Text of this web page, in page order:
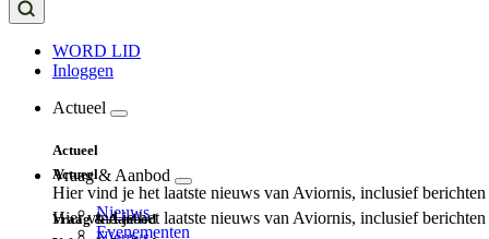
Top
navigation
WORD LID
Inloggen
navigation
Actueel
Actueel
Hier vind je het laatste nieuws van Aviornis, inclusief
Nieuws
Evenementen
Actueel
Hier vind je het laatste nieuws van Aviornis, inclusief
Vraag & Aanbod
Vraag & Aanbod